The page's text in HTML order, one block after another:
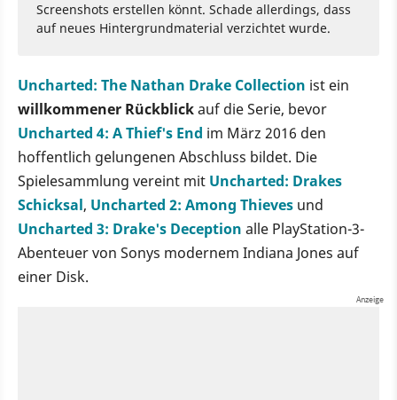
Screenshots erstellen könnt. Schade allerdings, dass
auf neues Hintergrundmaterial verzichtet wurde.
Uncharted: The Nathan Drake Collection ist ein
willkommener Rückblickauf die Serie, bevor
Uncharted 4: A Thief's End im März 2016 den
hoffentlich gelungenen Abschluss bildet. Die
Spielesammlung vereint mit Uncharted: Drakes
Schicksal, Uncharted 2: Among Thieves und
Uncharted 3: Drake's Deception alle PlayStation-3-
Abenteuer von Sonys modernem Indiana Jones auf
einer Disk.